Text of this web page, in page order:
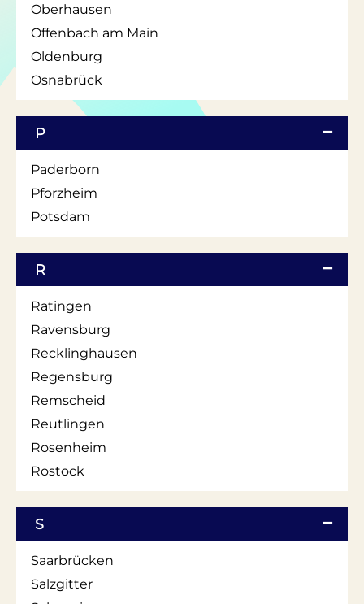
Oberhausen
Offenbach am Main
Oldenburg
Osnabrück
P
Paderborn
Pforzheim
Potsdam
R
Ratingen
Ravensburg
Recklinghausen
Regensburg
Remscheid
Reutlingen
Rosenheim
Rostock
S
Saarbrücken
Salzgitter